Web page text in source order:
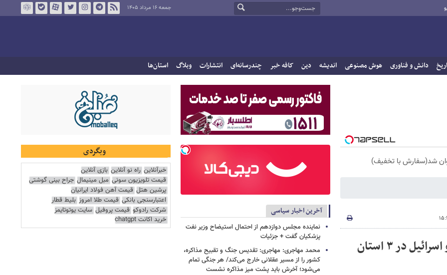
جمعه ۱۶ مرداد ۱۴۰۵
دانش و فناوری هوش مصنوعی اندیشه دین کافه خبر چندرسانه‌ای انتشارات وبلاگ استان‌ها
شناسایی و دستگیری عناصر وابسته به آمریکا و اسرائیل در ۳ استان
آخرین اخبار سیاسی
نماینده مجلس دوازدهم از احتمال استیضاح وزیر نفت
پزشکیان گفت + جزئیات
محمد مهاجری: مهاجری: تقدیس جنگ و تقبیح مذاکره،
کشور را از مسیر عقلانی خارج می‌کند/ هر جنگی تمام
می‌شود؛ آخرش باید پشت میز مذاکره نشست
وبگردی
خبرآنلاین راه نو آنلاین بازی آنلاین
قیمت تلویزیون سونی مبل مینیمال جراح بینی گوشتی
پرشین هتل قیمت آهن فولاد ایرانیان
اعتبارسنجی بانکی قیمت طلا امروز بلیط قطار
شرکت رادوکو قیمت پروفیل سایت یوتوتایمز
خرید اکانت chatgpt